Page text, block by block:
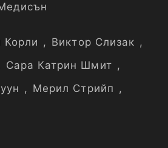
Корли , Виктор Слизак ,
Сара Катрин Шмит ,
, Мерил Стрийп ,